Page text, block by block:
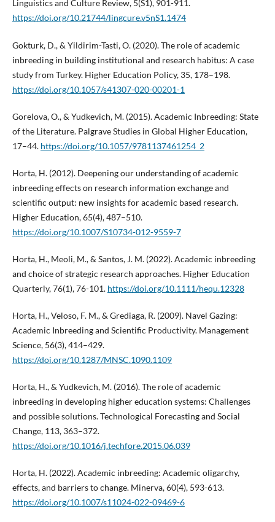
Linguistics and Culture Review, 5(S1), 901-911.
https://doi.org/10.21744/lingcure.v5nS1.1474
Gokturk, D., & Yildirim-Tasti, O. (2020). The role of academic
inbreeding in building institutional and research habitus: A case
study from Turkey. Higher Education Policy, 35, 178–198.
https://doi.org/10.1057/s41307-020-00201-1
Gorelova, O., & Yudkevich, M. (2015). Academic Inbreeding: State
of the Literature. Palgrave Studies in Global Higher Education,
17–44. https://doi.org/10.1057/9781137461254_2
Horta, H. (2012). Deepening our understanding of academic
inbreeding effects on research information exchange and
scientific output: new insights for academic based research.
Higher Education, 65(4), 487–510.
https://doi.org/10.1007/S10734-012-9559-7
Horta, H., Meoli, M., & Santos, J. M. (2022). Academic inbreeding
and choice of strategic research approaches. Higher Education
Quarterly, 76(1), 76-101. https://doi.org/10.1111/hequ.12328
Horta, H., Veloso, F. M., & Grediaga, R. (2009). Navel Gazing:
Academic Inbreeding and Scientific Productivity. Management
Science, 56(3), 414–429.
https://doi.org/10.1287/MNSC.1090.1109
Horta, H., & Yudkevich, M. (2016). The role of academic
inbreeding in developing higher education systems: Challenges
and possible solutions. Technological Forecasting and Social
Change, 113, 363–372.
https://doi.org/10.1016/j.techfore.2015.06.039
Horta, H. (2022). Academic inbreeding: Academic oligarchy,
effects, and barriers to change. Minerva, 60(4), 593-613.
https://doi.org/10.1007/s11024-022-09469-6